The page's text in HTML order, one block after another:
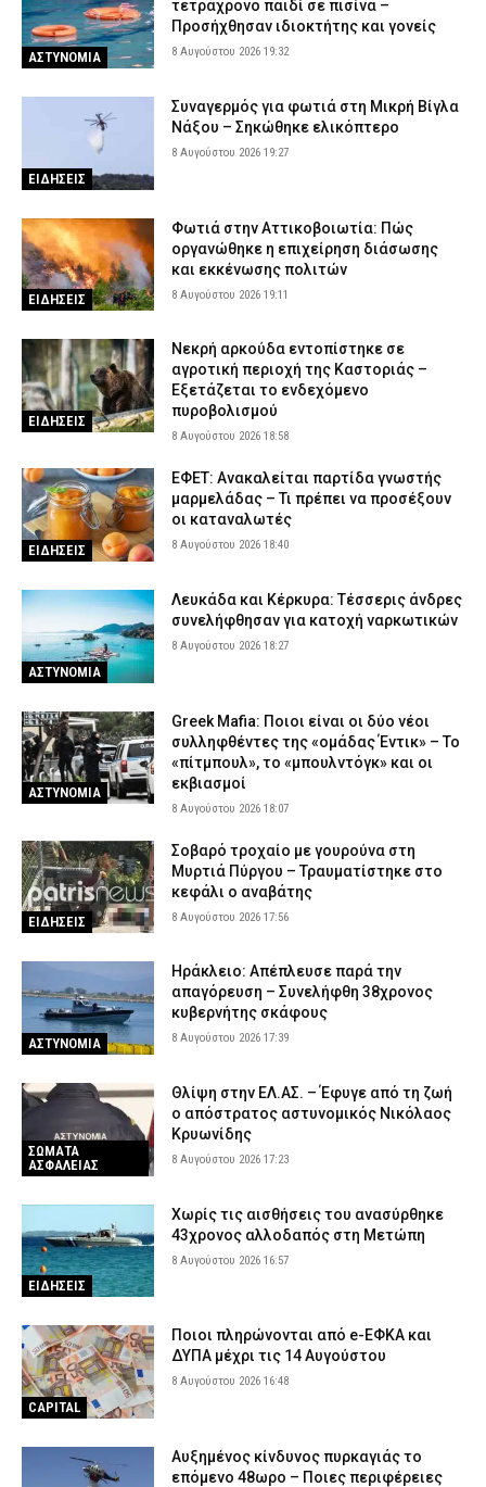
ΕΙΔΗΣΕΙΣ 8 Αυγούστου 2026 12:08
ΑΣΤΥΝΟΜΙΑ
τετράχρονο παιδί σε πισίνα –
Προσήχθησαν ιδιοκτήτης και γονείς
8 Αυγούστου 2026 19:32
ΕΙΔΗΣΕΙΣ
Συναγερμός για φωτιά στη Μικρή Βίγλα
Νάξου – Σηκώθηκε ελικόπτερο
8 Αυγούστου 2026 19:27
ΕΙΔΗΣΕΙΣ
Φωτιά στην Αττικοβοιωτία: Πώς
οργανώθηκε η επιχείρηση διάσωσης
και εκκένωσης πολιτών
8 Αυγούστου 2026 19:11
ΕΙΔΗΣΕΙΣ
Νεκρή αρκούδα εντοπίστηκε σε
αγροτική περιοχή της Καστοριάς –
Εξετάζεται το ενδεχόμενο
πυροβολισμού
8 Αυγούστου 2026 18:58
ΕΙΔΗΣΕΙΣ
ΕΦΕΤ: Ανακαλείται παρτίδα γνωστής
μαρμελάδας – Τι πρέπει να προσέξουν
οι καταναλωτές
8 Αυγούστου 2026 18:40
ΑΣΤΥΝΟΜΙΑ
Λευκάδα και Κέρκυρα: Τέσσερις άνδρες
συνελήφθησαν για κατοχή ναρκωτικών
8 Αυγούστου 2026 18:27
ΑΣΤΥΝΟΜΙΑ
Greek Mafia: Ποιοι είναι οι δύο νέοι
συλληφθέντες της «ομάδας Έντικ» – Το
«πίτμπουλ», το «μπουλντόγκ» και οι
εκβιασμοί
8 Αυγούστου 2026 18:07
ΕΙΔΗΣΕΙΣ
Σοβαρό τροχαίο με γουρούνα στη
Μυρτιά Πύργου – Τραυματίστηκε στο
κεφάλι ο αναβάτης
8 Αυγούστου 2026 17:56
ΑΣΤΥΝΟΜΙΑ
Ηράκλειο: Απέπλευσε παρά την
απαγόρευση – Συνελήφθη 38χρονος
κυβερνήτης σκάφους
8 Αυγούστου 2026 17:39
ΣΩΜΑΤΑ
ΑΣΦΑΛΕΙΑΣ
Θλίψη στην ΕΛ.ΑΣ. – Έφυγε από τη ζωή
ο απόστρατος αστυνομικός Νικόλαος
Κρυωνίδης
8 Αυγούστου 2026 17:23
ΕΙΔΗΣΕΙΣ
Χωρίς τις αισθήσεις του ανασύρθηκε
43χρονος αλλοδαπός στη Μετώπη
8 Αυγούστου 2026 16:57
CAPITAL
Ποιοι πληρώνονται από e-ΕΦΚΑ και
ΔΥΠΑ μέχρι τις 14 Αυγούστου
8 Αυγούστου 2026 16:48
Αυξημένος κίνδυνος πυρκαγιάς το
επόμενο 48ωρο – Ποιες περιφέρειες